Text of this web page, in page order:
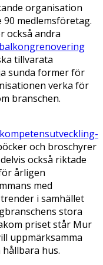
organisation
90 medlemsföretag.
också andra
balkongrenovering
tillvarata
sunda former för
verka för
branschen.
och broschyrer
också riktade
årligen
med
i samhället
stora
priset står Mur
uppmärksamma
hus.